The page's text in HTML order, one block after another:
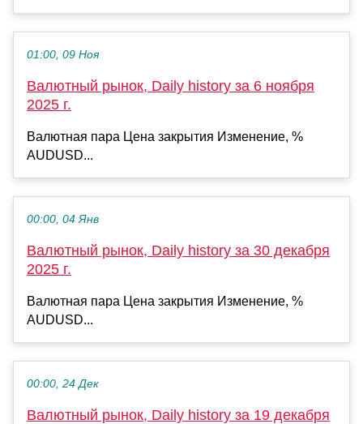
01:00, 09 Ноя
Валютный рынок, Daily history за 6 ноября
2025 г.
Валютная пара Цена закрытия Изменение, %
AUDUSD...
00:00, 04 Янв
Валютный рынок, Daily history за 30 декабря
2025 г.
Валютная пара Цена закрытия Изменение, %
AUDUSD...
00:00, 24 Дек
Валютный рынок, Daily history за 19 декабря